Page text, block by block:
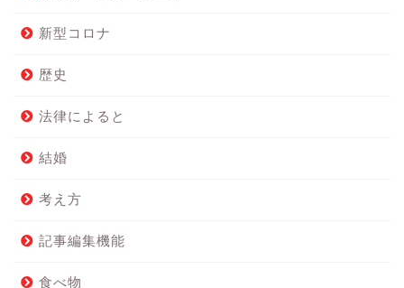
新型コロナ
歴史
法律によると
結婚
考え方
記事編集機能
食べ物